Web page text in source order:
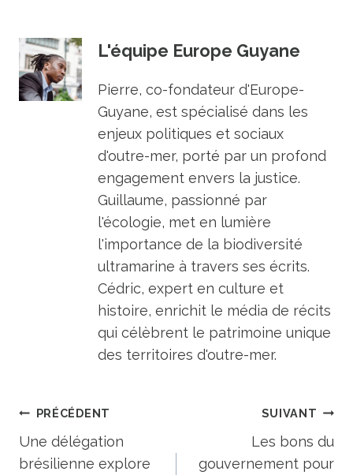
L'équipe Europe Guyane
Pierre, co-fondateur d'Europe-
Guyane, est spécialisé dans les
enjeux politiques et sociaux
d'outre-mer, porté par un profond
engagement envers la justice.
Guillaume, passionné par
l'écologie, met en lumière
l'importance de la biodiversité
ultramarine à travers ses écrits.
Cédric, expert en culture et
histoire, enrichit le média de récits
qui célèbrent le patrimoine unique
des territoires d'outre-mer.
Navigation
de
PRÉCÉDENT
Une délégation
brésilienne explore
SUIVANT
Les bons du
gouvernement pour